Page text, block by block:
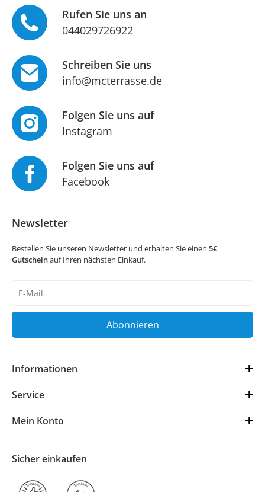
Rufen Sie uns an
044029726922
Schreiben Sie uns
info@mcterrasse.de
Folgen Sie uns auf
Instagram
Folgen Sie uns auf
Facebook
Newsletter
Bestellen Sie unseren Newsletter und erhalten Sie einen 5€
Gutscheinauf Ihren nächsten Einkauf.
Honig
Abonnieren
Informationen
Service
Mein Konto
Sicher einkaufen